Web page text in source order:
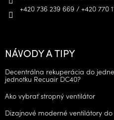
+420 736 239 669 / +420 770
NÁVODY A TIPY
Decentrálna rekuperácia do
jednotku Recuair DC40?
Ako vybrať stropný ventilátor
Dizajnové moderné ventilátory